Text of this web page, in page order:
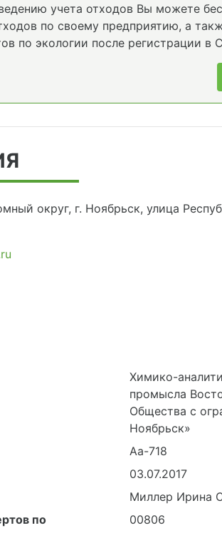
учета отходов Вы можете
по своему предприятию, а
по экологии после регистрации в
округ, г. Ноябрьск, улица
Химико-
промысла
Общества с
Ноябрьск»
Аа-718
03.07.2017
Миллер Ирина
по
00806